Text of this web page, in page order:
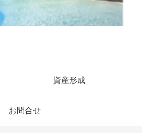
資産形成
お問合せ